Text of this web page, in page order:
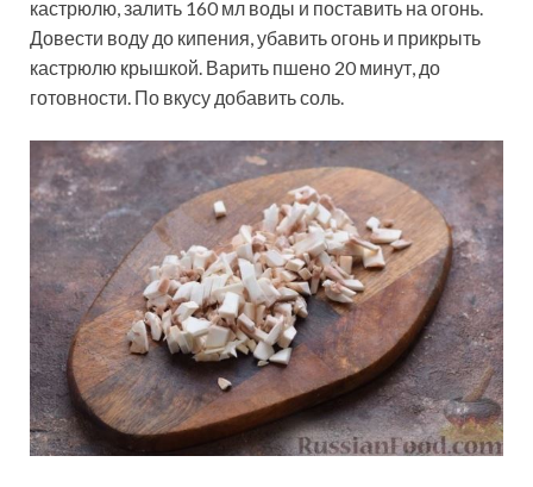
кастрюлю, залить 160 мл воды и поставить на огонь.
Довести воду до кипения, убавить огонь и прикрыть
кастрюлю крышкой. Варить пшено 20 минут, до
готовности. По вкусу добавить соль.